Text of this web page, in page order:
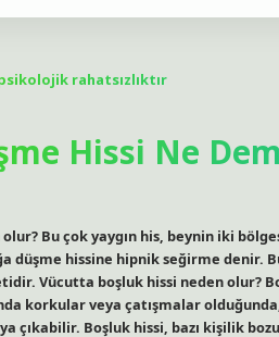
rahatsızlıktır
Hissi Ne
Bu çok yaygın his, beynin iki
düşme hissine hipnik seğirme
Vücutta boşluk hissi neden olur?
korkular veya çatışmalar
çıkabilir. Boşluk hissi, bazı kişilik